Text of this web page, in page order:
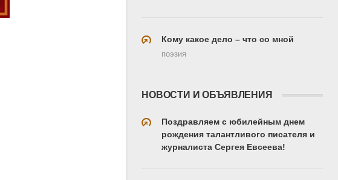
Кому какое дело – что со мной
поэзия
НОВОСТИ И ОБЪЯВЛЕНИЯ
Поздравляем с юбилейным днем
рождения талантливого писателя и
журналиста Сергея Евсеева!